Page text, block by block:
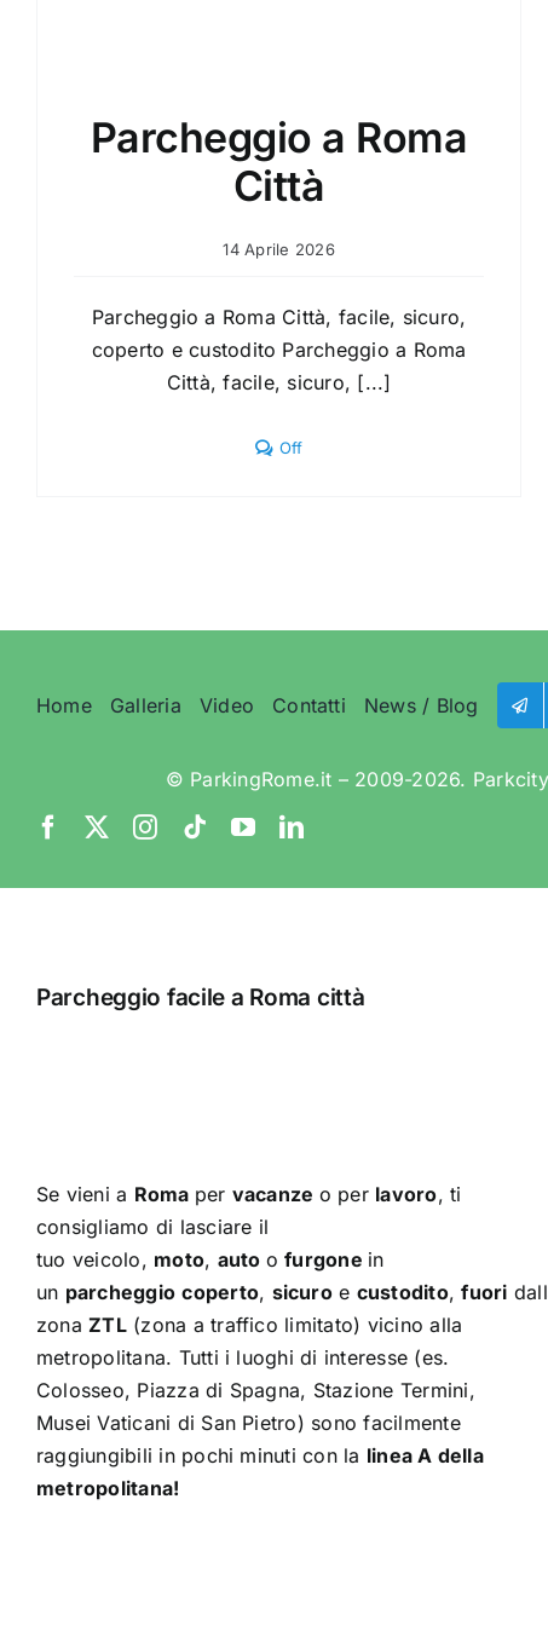
Parcheggio a Roma
Città
14 Aprile 2026
Parcheggio a Roma Città, facile, sicuro,
coperto e custodito Parcheggio a Roma
Città, facile, sicuro, [...]
OffComments
Home Galleria Video Contatti News / Blog
© ParkingRome.it – 2009-2026.
Parcheggio facile a Roma città
Se vieni a Roma per vacanze o per lavoro, ti
consigliamo di lasciare il
tuo veicolo, moto, auto ofurgone in
un parcheggio coperto, sicuroe custodito,fuori
zonaZTL(zona a traffico limitato) vicino alla
metropolitana. Tutti i luoghi di interesse (es.
Colosseo, Piazza di Spagna, Stazione Termini,
Musei Vaticani di San Pietro) sono facilmente
raggiungibili in pochi minuti con la linea A della
metropolitana!